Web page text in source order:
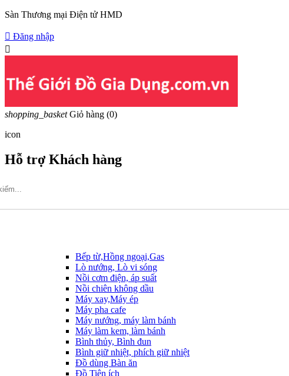
Sàn Thương mại Điện tử HMD
 Đăng nhập

shopping_basket Giỏ hàng (0)
icon
Hỗ trợ Khách hàng
Hotline: 09317.456.44
Bếp từ,Hồng ngoại,Gas
Lò nướng, Lò vi sóng
Nồi cơm điện, áp suất
Nồi chiên không dầu
Máy xay,Máy ép
Máy pha cafe
Máy nướng, máy làm bánh
Máy làm kem, làm bánh
Bình thủy, Bình đun
Bình giữ nhiệt, phích giữ nhiệt
Đồ dùng Bàn ăn
Đồ Tiện ích